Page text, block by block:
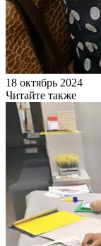
18 октябрь 2024
Читайте также